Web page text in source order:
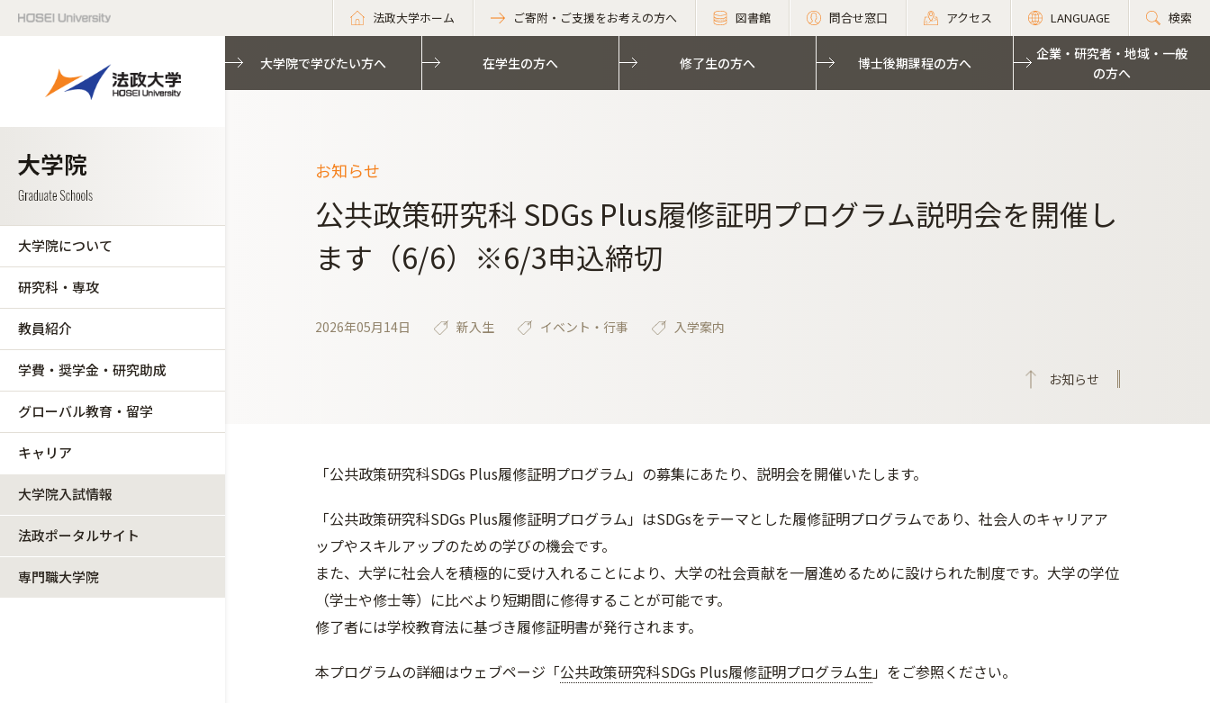
法政大学ホーム ご寄附・ご支援をお考えの方へ 図書館 問合せ窓口 アクセス LANGUAGE 検索
大学院について
研究科・専攻
教員紹介
学費・奨学金・研究助成
グローバル教育・留学
キャリア
大学院入試情報
法政ポータルサイト
専門職大学院
大学院で学びたい方へ 在学生の方へ 修了生の方へ 博士後期課程の方へ
企業・研究者・地域・一般
の方へ
お知らせ
公共政策研究科 SDGs Plus履修証明プログラム説明会を開催し
ます（6/6）※6/3申込締切
2026年05月14日 新入生 イベント・行事 入学案内
お知らせ
「公共政策研究科SDGs Plus履修証明プログラム」の募集にあたり、説明会を開催いたします。
「公共政策研究科SDGs Plus履修証明プログラム」はSDGsをテーマとした履修証明プログラムであり、社会人のキャリアア
ップやスキルアップのための学びの機会です。
また、大学に社会人を積極的に受け入れることにより、大学の社会貢献を一層進めるために設けられた制度です。大学の学位
（学士や修士等）に比べより短期間に修得することが可能です。
修了者には学校教育法に基づき履修証明書が発行されます。
本プログラムの詳細はウェブページ「公共政策研究科SDGs Plus履修証明プログラム生」をご参照ください。